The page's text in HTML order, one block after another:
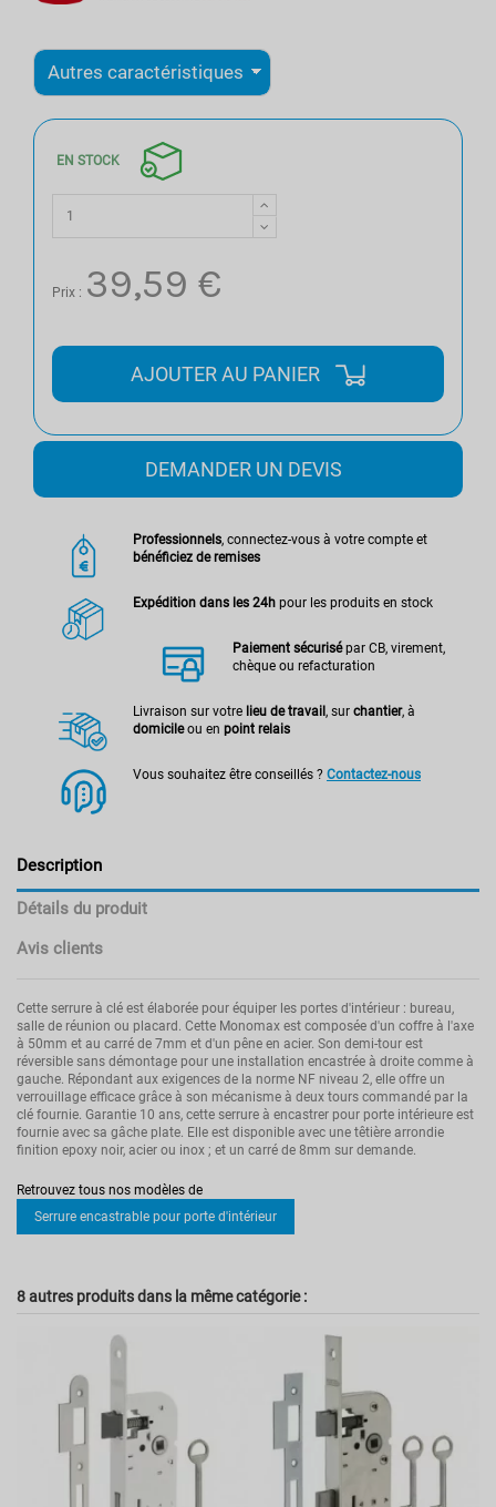
EN STOCK
Prix : 39,59 €
AJOUTER AU PANIER
DEMANDER UN DEVIS
Professionnels, connectez-vous à votre compte et
bénéficiez de remises
Expédition dans les 24h pour les produits en stock
Paiement sécurisépar CB, virement,
chèque ou refacturation
Livraison sur votre lieu de travail , sur chantier, à
domicileou en point relais
Vous souhaitez être conseillés ? Contactez-nous
Description
Détails du produit
Avis clients
Cette serrure à clé est élaborée pour équiper les portes d'intérieur : bureau,
salle de réunion ou placard. Cette Monomax est composée d'un coffre à l'axe
à 50mm et au carré de 7mm et d'un pêne en acier. Son demi-tour est
réversible sans démontage pour une installation encastrée à droite comme à
gauche. Répondant aux exigences de la norme NF niveau 2, elle offre un
verrouillage efficace grâce à son mécanisme à deux tours commandé par la
clé fournie. Garantie 10 ans, cette serrure à encastrer pour porte intérieure est
fournie avec sa gâche plate. Elle est disponible avec une têtière arrondie
finition epoxy noir, acier ou inox ; et un carré de 8mm sur demande.
Modèle
Norme NF EN 12209 niveau2
NC
THIRARD
Porte de chambre
Entr'axes de fixation
Type de serrure Encastrable
Retrouvez tous nos modèles de
Serrure encastrable pour porte d'intérieur
8 autres produits dans la même catégorie :